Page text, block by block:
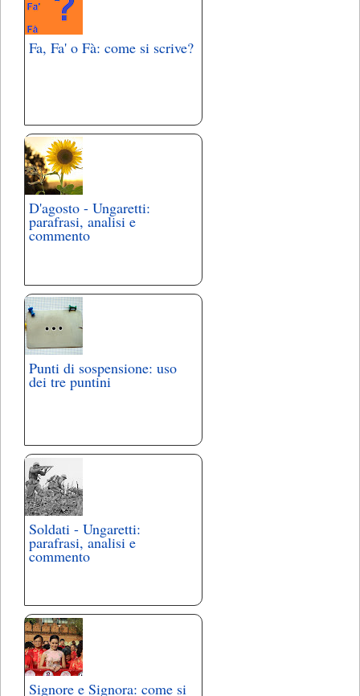
Fa, Fa' o Fà: come si scrive?
D'agosto - Ungaretti:
parafrasi, analisi e
commento
Punti di sospensione: uso
dei tre puntini
Soldati - Ungaretti:
parafrasi, analisi e
commento
Signore e Signora: come si